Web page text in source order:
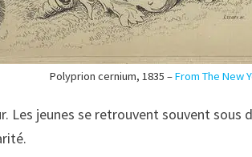
Polyprion cernium, 1835 –From The New
Les jeunes se retrouvent souvent